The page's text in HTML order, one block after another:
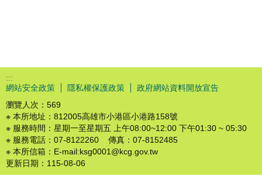
:::
網站安全政策
隱私權保護政策
政府網站資料開放宣告
瀏覽人次： 569
※ 本所地址：812005高雄市小港區小港路158號
※ 服務時間：星期一至星期五 上午08:00~12:00 下午01:30 ~ 05:30
※ 服務電話：07-8122260 傳真：07-8152485
※ 本所信箱：E-mail:ksg0001@kcg.gov.tw
更新日期： 115-08-06